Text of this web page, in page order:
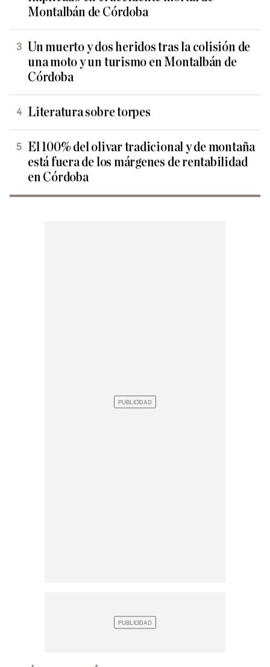
Montalbán de Córdoba
Un muerto y dos heridos tras la colisión de
una moto y un turismo en Montalbán de
Córdoba
Literatura sobre torpes
El 100% del olivar tradicional y de montaña
está fuera de los márgenes de rentabilidad
en Córdoba